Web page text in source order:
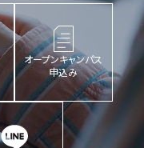
オープンキャンパス
申込み